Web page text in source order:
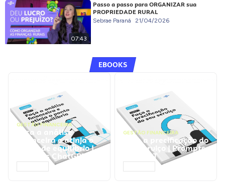
07:43
Passo a passo para ORGANIZAR sua
PROPRIEDADE RURAL
Sebrae Paraná 21/04/2026
EBOOKS
GESTÃO FINANCEIRA
Faça a análise
financeira e atinja o
ponto de equilíbrio |
Prompts ChatGPT
GESTÃO FINANCEIRA
Faça a precificação do
seu serviço | Prompts
ChatGPT